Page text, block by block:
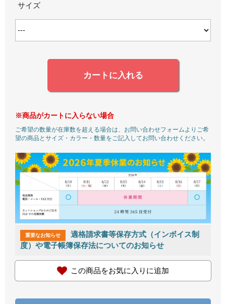
サイズ
カートに入れる
※商品がカートに入らない場合
ご希望の数量が在庫数を超える場合は、お問い合わせフォームよりご希
望の商品とサイズ・カラー・数量をご記入してお問い合わせください。
重要なお知らせ
適格請求書等保存方式（インボイス制
度）や電子帳簿保存法についてのお知らせ
この商品をお気に入りに追加